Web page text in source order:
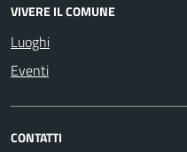
VIVERE IL COMUNE
Luoghi
Eventi
CONTATTI